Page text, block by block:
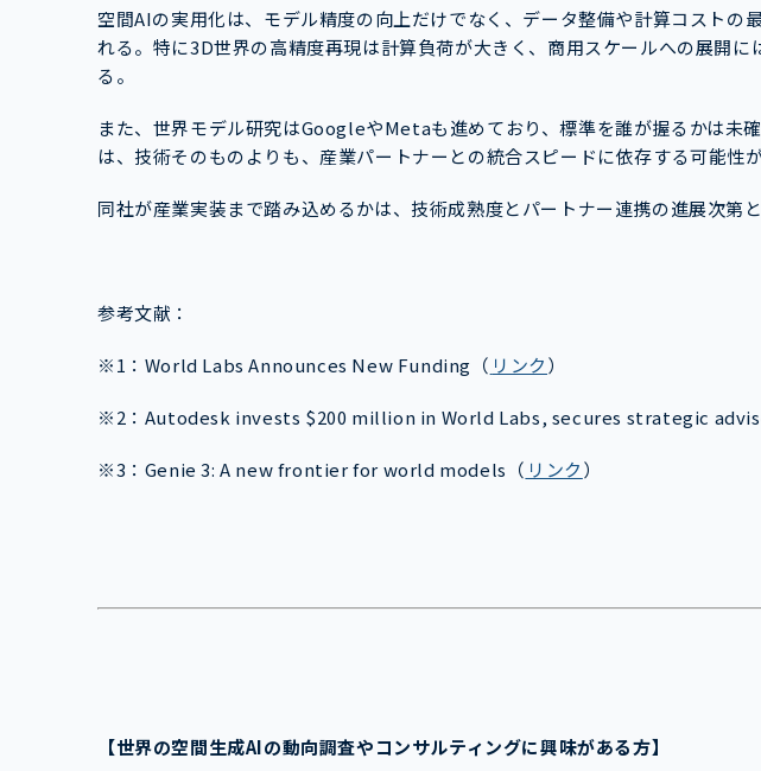
空間AIの実用化は、モデル精度の向上だけでなく、データ整備や計算コストの
れる。特に3D世界の高精度再現は計算負荷が大きく、商用スケールへの展開に
る。
また、世界モデル研究はGoogleやMetaも進めており、標準を誰が握るかは未
は、技術そのものよりも、産業パートナーとの統合スピードに依存する可能性が
同社が産業実装まで踏み込めるかは、技術成熟度とパートナー連携の進展次第と
参考文献：
※1： World Labs Announces New Funding （ リンク）
※2： Autodesk invests $200 million in World Labs, secures strategic
※3：Genie 3: A new frontier for world models（ リンク）
【世界の空間生成AIの動向調査やコンサルティングに興味がある方】